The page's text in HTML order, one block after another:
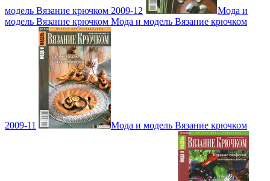
модель Вязание крючком 2009-12
Мода и
модель Вязание крючком Мода и модель Вязание крючком
2009-11 Мода и модель Вязание крючком